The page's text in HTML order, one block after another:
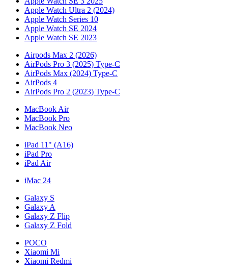
Apple Watch Ultra 2 (2024)
Apple Watch Series 10
Apple Watch SE 2024
Apple Watch SE 2023
Airpods Max 2 (2026)
AirPods Pro 3 (2025) Type-C
AirPods Max (2024) Type-C
AirPods 4
AirPods Pro 2 (2023) Type-C
MacBook Air
MacBook Pro
MacBook Neo
iPad 11" (A16)
iPad Pro
iPad Air
iMac 24
Galaxy S
Galaxy A
Galaxy Z Flip
Galaxy Z Fold
POCO
Xiaomi Mi
Xiaomi Redmi